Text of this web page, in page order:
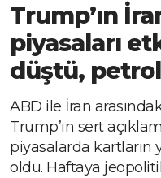
Trump’ın
piyasaları
düştü, petrol
ABD ile İran
Trump’ın sert
piyasalarda kartların
oldu. Haftaya